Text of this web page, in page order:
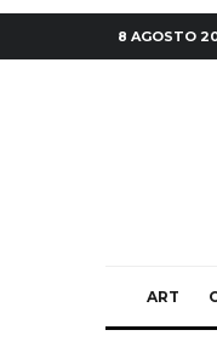
8 AGOSTO
ART